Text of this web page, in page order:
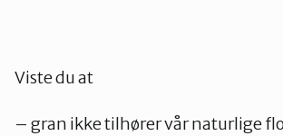
Viste du at
– gran ikke tilhører vår naturlige